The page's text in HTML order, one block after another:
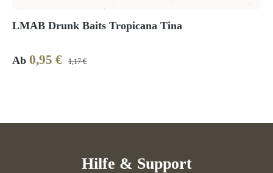
LMAB Drunk Baits Tropicana Tina
Verkaufspreis:
Ab 0,95 € Regulärer Preis:
1,17 €
Hilfe & Support